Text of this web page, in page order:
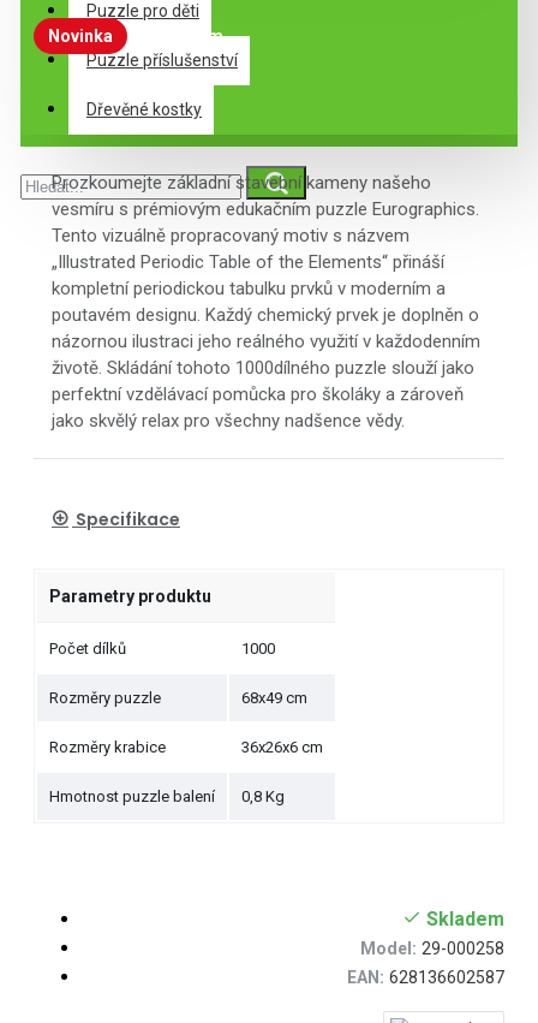
Puzzle pro děti
Puzzle příslušenství
Dřevěné kostky
Novinka Skladem
Description
Prozkoumejte základní stavební kameny našeho
vesmíru s prémiovým edukačním puzzle Eurographics.
Tento vizuálně propracovaný motiv s názvem
„Illustrated Periodic Table of the Elements“ přináší
kompletní periodickou tabulku prvků v moderním a
poutavém designu. Každý chemický prvek je doplněn o
názornou ilustraci jeho reálného využití v každodenním
životě. Skládání tohoto 1000dílného puzzle slouží jako
perfektní vzdělávací pomůcka pro školáky a zároveň
jako skvělý relax pro všechny nadšence vědy.
Specifikace
Parametry produktu
Počet dílků 1000
Rozměry puzzle 68x49 cm
Rozměry krabice 36x26x6 cm
Hmotnost puzzle balení 0,8 Kg
Skladem
Model: 29-000258
EAN: 628136602587